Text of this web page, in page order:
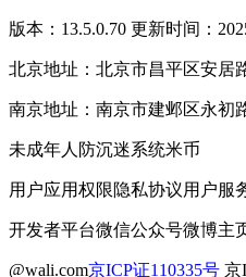
版本：13.5.0.70 更新时间：
北京地址：北京市昌平区安居
南京地址：南京市建邺区永初
未成年人防沉迷系统米币
用户应用权限隐私协议用户服
开发者平台微信公众号微博主
@wali.com京ICP证110335号 京